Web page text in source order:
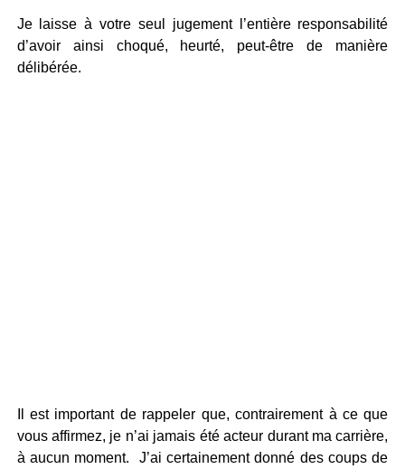
Je laisse à votre seul jugement l’entière responsabilité
d’avoir ainsi choqué, heurté, peut-être de manière
délibérée.
Il est important de rappeler que, contrairement à ce que
vous affirmez, je n’ai jamais été acteur durant ma carrière,
à aucun moment. J’ai certainement donné des coups de